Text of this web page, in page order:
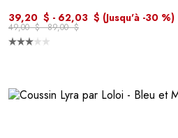
39,20 $ - 62,03 $ (Jusqu'à -30 %)
49,00 $ - 89,00 $